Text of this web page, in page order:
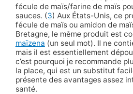
fécule de maïs/farine de maïs
sauces. (3) Aux États-Unis, ce
fécule de maïs ou amidon de
Bretagne, le même produit est
maïzena (un seul mot). Il ne
mais il est essentiellement
c’est pourquoi je recommande
la place, qui est un substitut
présente des avantages assez
santé.